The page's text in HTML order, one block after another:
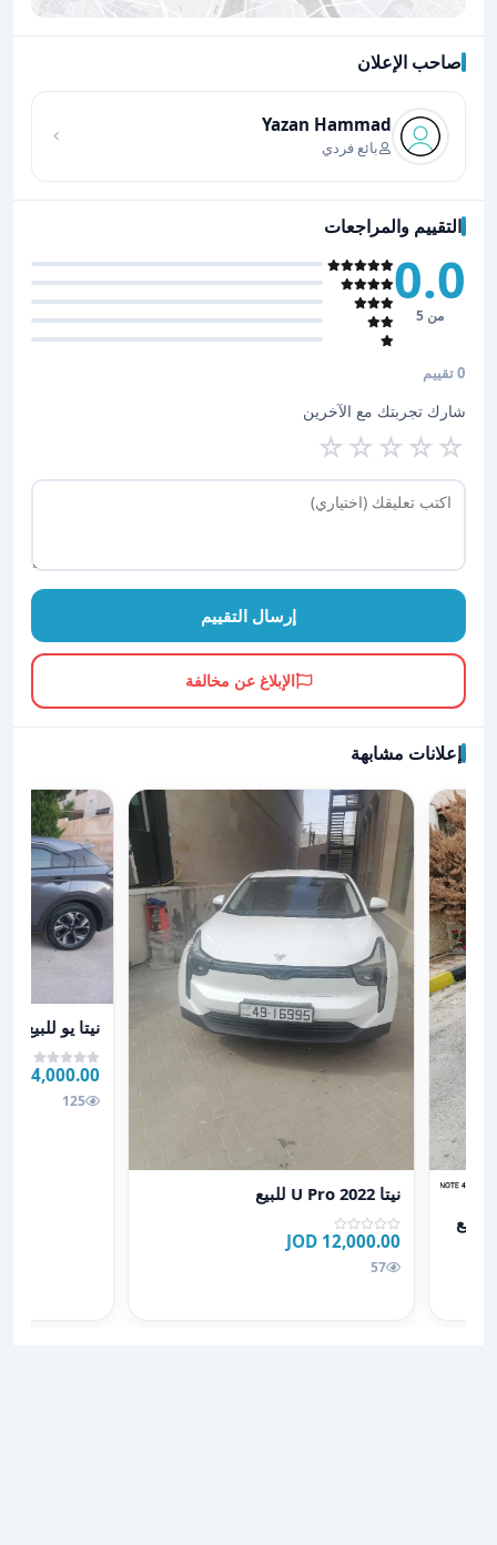
صاحب الإعلان
Yazan Hammad
بائع فردي
التقييم والمراجعات
0.0
من 5
0 تقييم
شارك تجربتك مع الآخرين
☆
☆
☆
☆
☆
إرسال التقييم
الإبلاغ عن مخالفة
إعلانات مشابهة
عرض تفاصيل نيتا U Pro 2022 للبيع
نيتا U Pro 2022 للبيع
12,000.00 JOD
57
عرض تفاصيل
نيتا يو للبيع
14,000.00 JOD
125